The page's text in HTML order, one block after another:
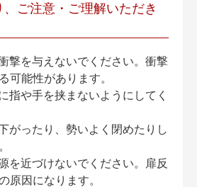
ご注意・ご理解いただき
撃を与えないでください。衝撃
可能性があります。
指や手を挟まないようにしてく
がったり、勢いよく閉めたりし
を近づけないでください。扉反
原因になります。